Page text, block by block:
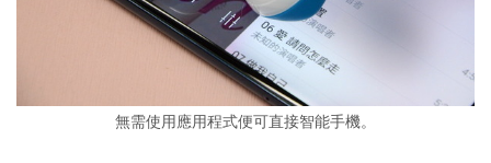
無需使用應用程式便可直接智能手機。